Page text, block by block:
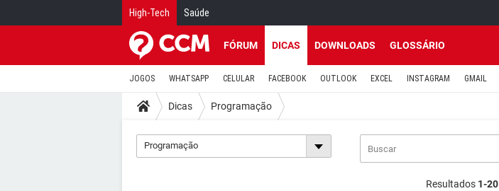
High-Tech Saúde
FÓRUM DICAS DOWNLOADS GLOSSÁRIO
JOGOS WHATSAPP CELULAR FACEBOOK OUTLOOK EXCEL INSTAGRAM GMAIL
Dicas Programação
Programação
Resultados 1-20